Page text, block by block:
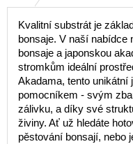
Kvalitní substrát je
bonsaje. V naší nabídce
bonsaje a japonskou
stromkům ideální
Akadama, tento
pomocníkem - svým
zálivku, a díky své
živiny. Ať už hledáte
pěstování bonsají, nebo